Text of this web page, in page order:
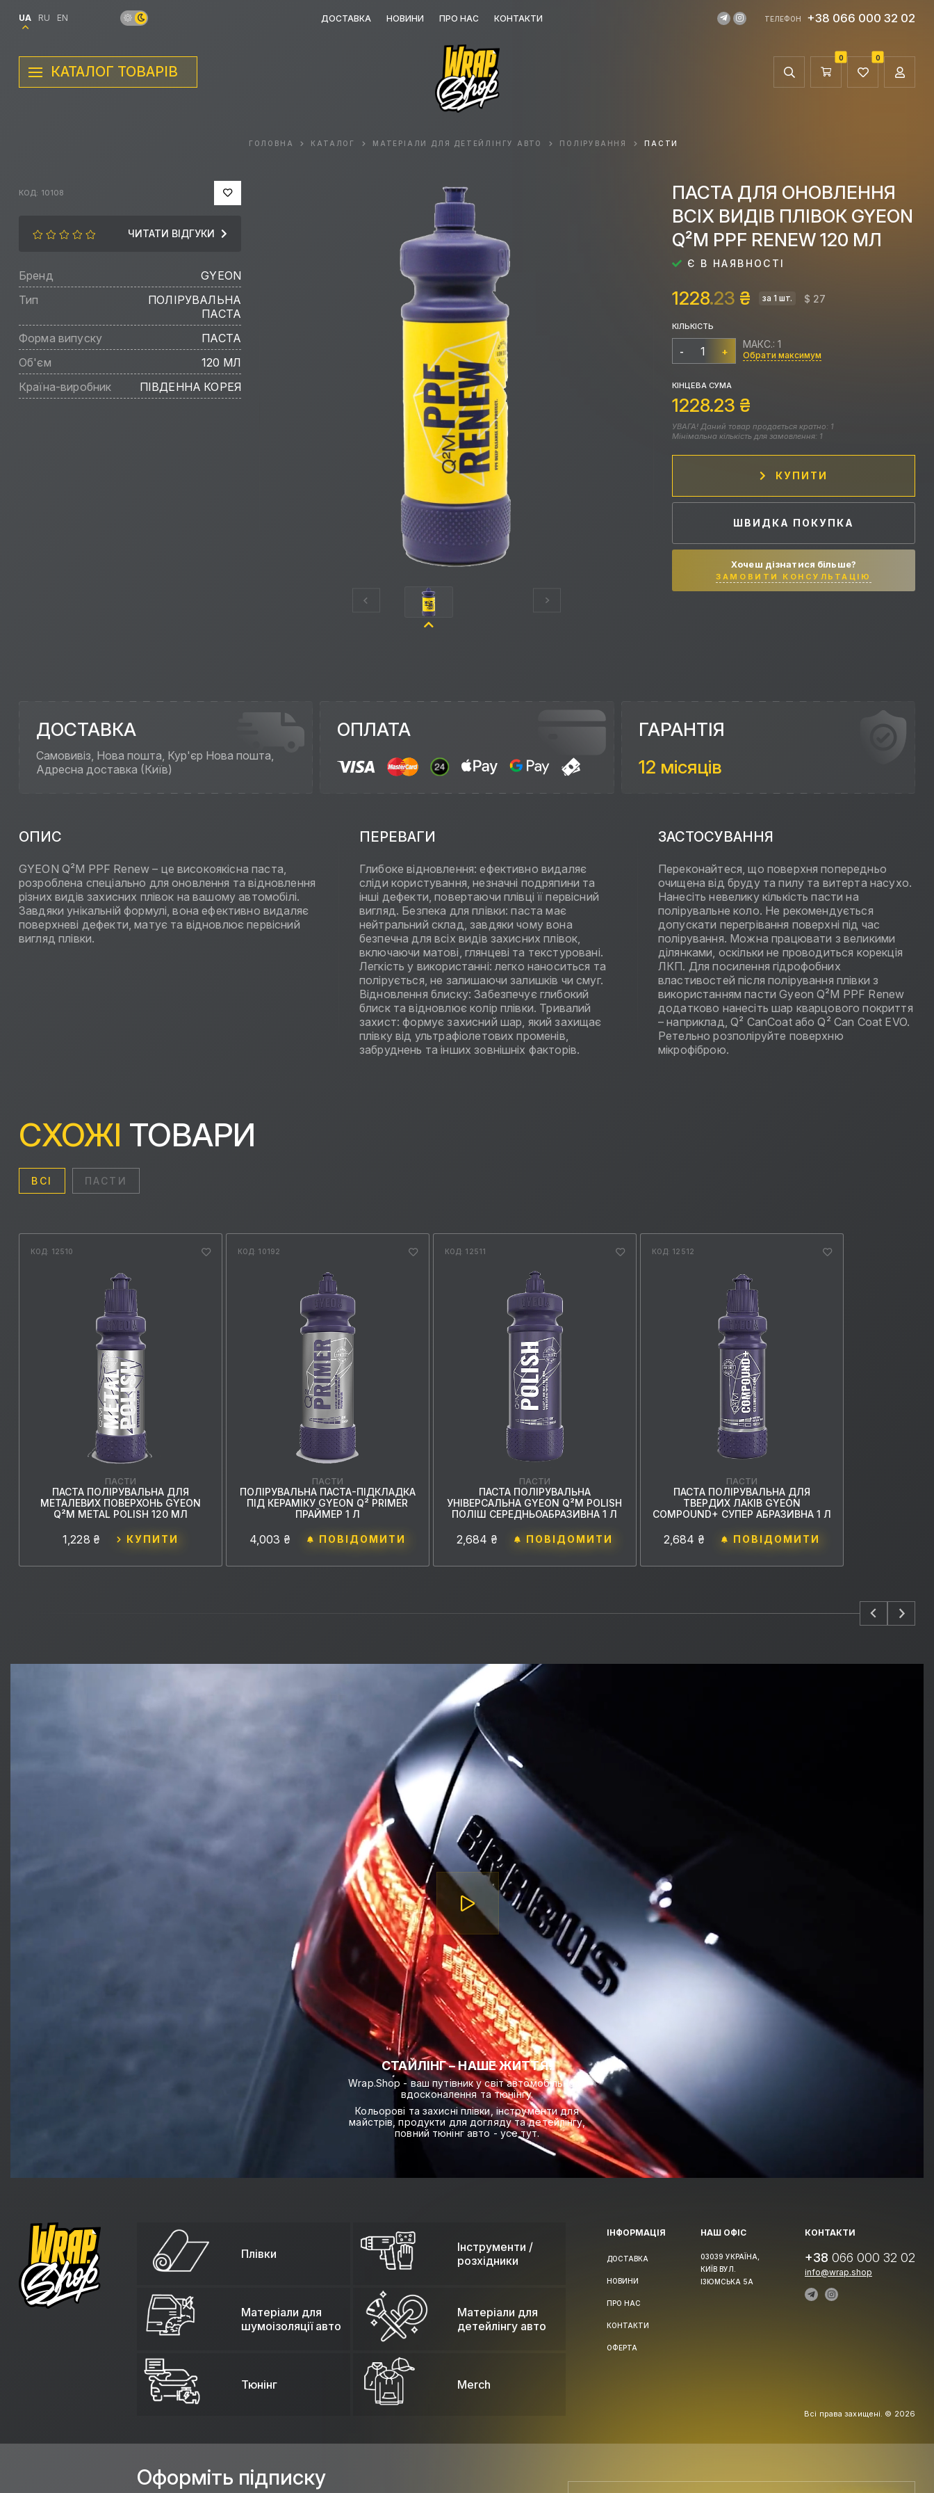
UA RU EN ДОСТАВКА НОВИНИ ПРО НАС КОНТАКТИ ТЕЛЕФОН +38 066 000 32 02
КАТАЛОГ ТОВАРІВ
0 0
ГОЛОВНА КАТАЛОГ МАТЕРІАЛИ ДЛЯ ДЕТЕЙЛІНГУ АВТО ПОЛІРУВАННЯ ПАСТИ
КОД: 10108
ЧИТАТИ ВІДГУКИ
Бренд
GYEON
Тип
ПОЛІРУВАЛЬНА
ПАСТА
Форма випуску
ПАСТА
Об'єм
120 МЛ
Країна-виробник
ПІВДЕННА КОРЕЯ
ПАСТА ДЛЯ ОНОВЛЕННЯ
ВСІХ ВИДІВ ПЛІВОК GYEON
Q²M PPF RENEW 120 МЛ
Є В НАЯВНОСТІ
1228.23 ₴ за 1 шт. $ 27
КІЛЬКІСТЬ
- +
МАКС.: 1
Обрати максимум
КІНЦЕВА СУМА
1228.23 ₴
УВАГА! Даний товар продається кратно: 1
Мінімальна кількість для замовлення: 1
КУПИТИ
ШВИДКА ПОКУПКА
Хочеш дізнатися більше?
ЗАМОВИТИ КОНСУЛЬТАЦІЮ
ДОСТАВКА
Самовивіз, Нова пошта, Кур'єр Нова пошта,
Адресна доставка (Київ)
ОПЛАТА
ГАРАНТІЯ
12 місяців
ОПИС
GYEON Q²M PPF Renew – це високоякісна паста,
розроблена спеціально для оновлення та відновлення
різних видів захисних плівок на вашому автомобілі.
Завдяки унікальній формулі, вона ефективно видаляє
поверхневі дефекти, матує та відновлює первісний
вигляд плівки.
ПЕРЕВАГИ
Глибоке відновлення: ефективно видаляє
сліди користування, незначні подряпини та
інші дефекти, повертаючи плівці її первісний
вигляд. Безпека для плівки: паста має
нейтральний склад, завдяки чому вона
безпечна для всіх видів захисних плівок,
включаючи матові, глянцеві та текстуровані.
Легкість у використанні: легко наноситься та
полірується, не залишаючи залишків чи смуг.
Відновлення блиску: Забезпечує глибокий
блиск та відновлює колір плівки. Тривалий
захист: формує захисний шар, який захищає
плівку від ультрафіолетових променів,
забруднень та інших зовнішніх факторів.
ЗАСТОСУВАННЯ
Переконайтеся, що поверхня попередньо
очищена від бруду та пилу та витерта насухо.
Нанесіть невелику кількість пасти на
полірувальне коло. Не рекомендується
допускати перегрівання поверхні під час
полірування. Можна працювати з великими
ділянками, оскільки не проводиться корекція
ЛКП. Для посилення гідрофобних
властивостей після полірування плівки з
використанням пасти Gyeon Q²M PPF Renew
додатково нанесіть шар кварцового покриття
– наприклад, Q² CanCoat або Q² Can Coat EVO.
Ретельно розполіруйте поверхню
мікрофіброю.
СХОЖІ ТОВАРИ
ВСІ ПАСТИ
КОД: 12510
ПАСТИ
ПАСТА ПОЛІРУВАЛЬНА ДЛЯ
МЕТАЛЕВИХ ПОВЕРХОНЬ GYEON
Q²M METAL POLISH 120 МЛ
1,228 ₴ КУПИТИ
КОД: 10192
ПАСТИ
ПОЛІРУВАЛЬНА ПАСТА-ПІДКЛАДКА
ПІД КЕРАМІКУ GYEON Q² PRIMER
ПРАЙМЕР 1 Л
4,003 ₴ ПОВІДОМИТИ
КОД: 12511
ПАСТИ
ПАСТА ПОЛІРУВАЛЬНА
УНІВЕРСАЛЬНА GYEON Q²M POLISH
ПОЛІШ СЕРЕДНЬОАБРАЗИВНА 1 Л
2,684 ₴ ПОВІДОМИТИ
КОД: 12512
ПАСТИ
ПАСТА ПОЛІРУВАЛЬНА ДЛЯ
ТВЕРДИХ ЛАКІВ GYEON
COMPOUND+ СУПЕР АБРАЗИВНА 1 Л
2,684 ₴ ПОВІДОМИТИ
СТАЙЛІНГ – НАШЕ ЖИТТЯ!
Wrap.Shop - ваш путівник у світ автомобільного
вдосконалення та тюнінгу.
Кольорові та захисні плівки, інструменти для
майстрів, продукти для догляду та детейлінгу,
повний тюнінг авто - усе тут.
Плівки
Інструменти /
розхідники
Матеріали для
шумоізоляції авто
Матеріали для
детейлінгу авто
Тюнінг Merch
ІНФОРМАЦІЯ
ДОСТАВКА
НОВИНИ
ПРО НАС
КОНТАКТИ
ОФЕРТА
НАШ ОФІС
03039 УКРАЇНА,
КИЇВ ВУЛ.
ІЗЮМСЬКА 5А
КОНТАКТИ
+38 066 000 32 02
info@wrap.shop
Всі права захищені. © 2026
Оформіть підписку